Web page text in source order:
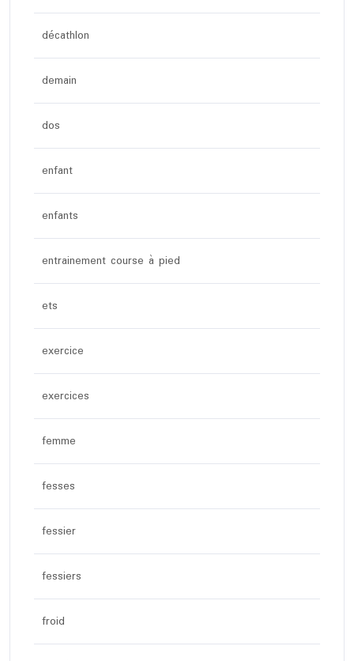
décathlon
demain
dos
enfant
enfants
entrainement course à pied
ets
exercice
exercices
femme
fesses
fessier
fessiers
froid